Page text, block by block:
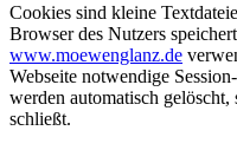
Cookies sind kleine
Browser des Nutzers
www.moewenglanz.de
Webseite notwendige
werden automatisch
schließt.